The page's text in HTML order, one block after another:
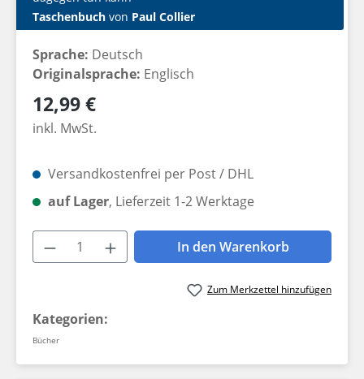
Taschenbuch von Paul Collier
Sprache: Deutsch
Originalsprache: Englisch
Regulärer Preis:
12,99 €
inkl. MwSt.
Versandkostenfrei per Post / DHL
auf Lager, Lieferzeit 1-2 Werktage
Produkt Anzahl: Gib den
In den Warenkorb
Zum Merkzettel hinzufügen
Kategorien:
Bücher